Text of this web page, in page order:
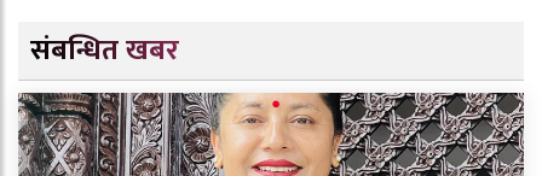
संबन्धित खबर